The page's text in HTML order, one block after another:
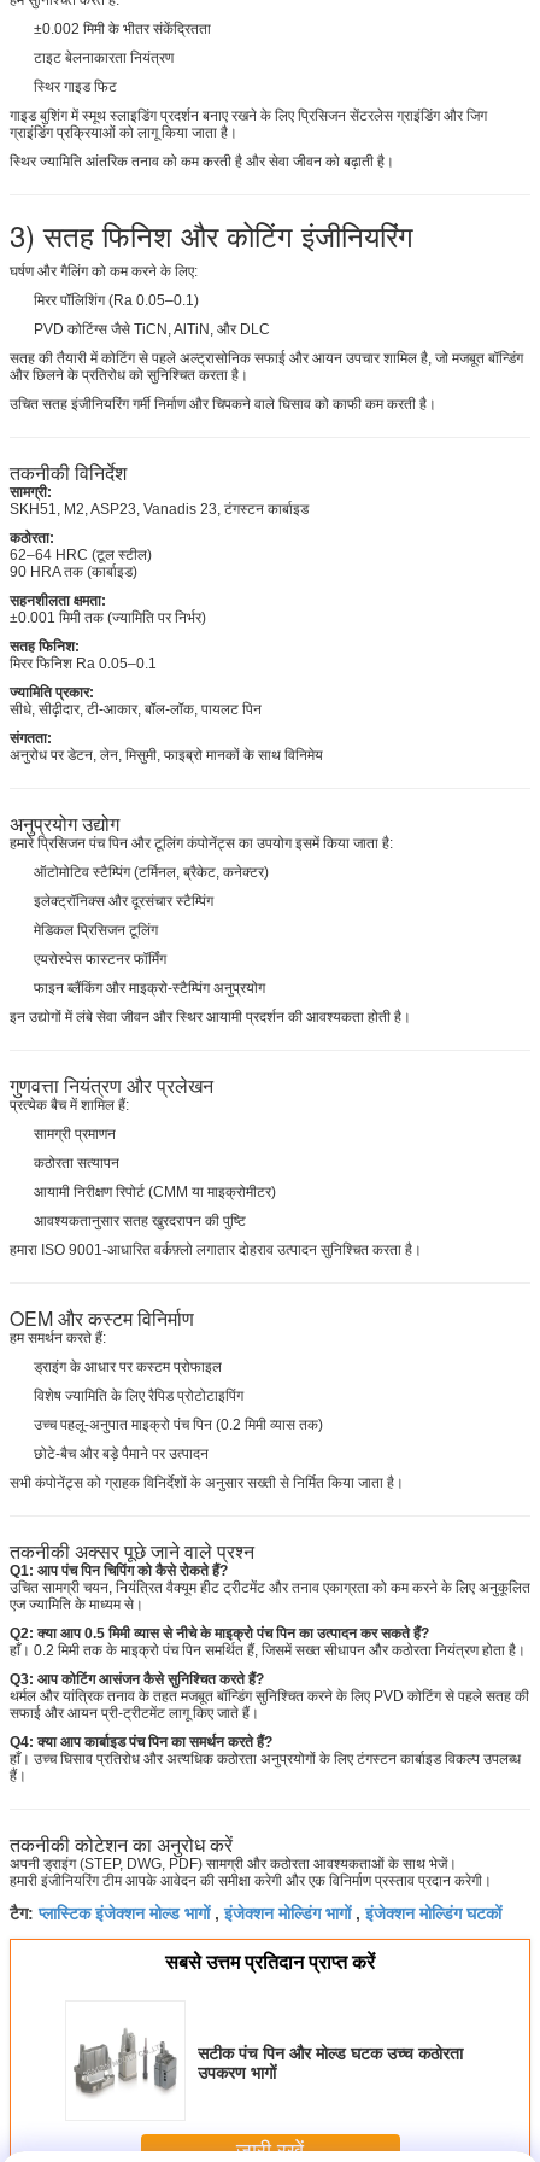
±0.002 मिमी के भीतर संकेंद्रितता
टाइट बेलनाकारता नियंत्रण
स्थिर गाइड फिट
गाइड बुशिंग में स्मूथ स्लाइडिंग प्रदर्शन बनाए रखने के लिए प्रिसिजन सेंटरलेस ग्राइंडिंग और जिग
ग्राइंडिंग प्रक्रियाओं को लागू किया जाता है।
स्थिर ज्यामिति आंतरिक तनाव को कम करती है और सेवा जीवन को बढ़ाती है।
3) सतह फिनिश और कोटिंग इंजीनियरिंग
घर्षण और गैलिंग को कम करने के लिए:
मिरर पॉलिशिंग (Ra 0.05–0.1)
PVD कोटिंग्स जैसे TiCN, AlTiN, और DLC
सतह की तैयारी में कोटिंग से पहले अल्ट्रासोनिक सफाई और आयन उपचार शामिल है, जो मजबूत बॉन्डिंग
और छिलने के प्रतिरोध को सुनिश्चित करता है।
उचित सतह इंजीनियरिंग गर्मी निर्माण और चिपकने वाले घिसाव को काफी कम करती है।
तकनीकी विनिर्देश
सामग्री:
SKH51, M2, ASP23, Vanadis 23, टंगस्टन कार्बाइड
कठोरता:
62–64 HRC (टूल स्टील)
90 HRA तक (कार्बाइड)
सहनशीलता क्षमता:
±0.001 मिमी तक (ज्यामिति पर निर्भर)
सतह फिनिश:
मिरर फिनिश Ra 0.05–0.1
ज्यामिति प्रकार:
सीधे, सीढ़ीदार, टी-आकार, बॉल-लॉक, पायलट पिन
संगतता:
अनुरोध पर डेटन, लेन, मिसुमी, फाइब्रो मानकों के साथ विनिमेय
अनुप्रयोग उद्योग
हमारे प्रिसिजन पंच पिन और टूलिंग कंपोनेंट्स का उपयोग इसमें किया जाता है:
ऑटोमोटिव स्टैम्पिंग (टर्मिनल, ब्रैकेट, कनेक्टर)
इलेक्ट्रॉनिक्स और दूरसंचार स्टैम्पिंग
मेडिकल प्रिसिजन टूलिंग
एयरोस्पेस फास्टनर फॉर्मिंग
फाइन ब्लैंकिंग और माइक्रो-स्टैम्पिंग अनुप्रयोग
इन उद्योगों में लंबे सेवा जीवन और स्थिर आयामी प्रदर्शन की आवश्यकता होती है।
गुणवत्ता नियंत्रण और प्रलेखन
प्रत्येक बैच में शामिल हैं:
सामग्री प्रमाणन
कठोरता सत्यापन
आयामी निरीक्षण रिपोर्ट (CMM या माइक्रोमीटर)
आवश्यकतानुसार सतह खुरदरापन की पुष्टि
हमारा ISO 9001-आधारित वर्कफ़्लो लगातार दोहराव उत्पादन सुनिश्चित करता है।
OEM और कस्टम विनिर्माण
हम समर्थन करते हैं:
ड्राइंग के आधार पर कस्टम प्रोफाइल
विशेष ज्यामिति के लिए रैपिड प्रोटोटाइपिंग
उच्च पहलू-अनुपात माइक्रो पंच पिन (0.2 मिमी व्यास तक)
छोटे-बैच और बड़े पैमाने पर उत्पादन
सभी कंपोनेंट्स को ग्राहक विनिर्देशों के अनुसार सख्ती से निर्मित किया जाता है।
तकनीकी अक्सर पूछे जाने वाले प्रश्न
Q1: आप पंच पिन चिपिंग को कैसे रोकते हैं?
उचित सामग्री चयन, नियंत्रित वैक्यूम हीट ट्रीटमेंट और तनाव एकाग्रता को कम करने के लिए अनुकूलित
एज ज्यामिति के माध्यम से।
Q2: क्या आप 0.5 मिमी व्यास से नीचे के माइक्रो पंच पिन का उत्पादन कर सकते हैं?
हाँ। 0.2 मिमी तक के माइक्रो पंच पिन समर्थित हैं, जिसमें सख्त सीधापन और कठोरता नियंत्रण होता है।
Q3: आप कोटिंग आसंजन कैसे सुनिश्चित करते हैं?
थर्मल और यांत्रिक तनाव के तहत मजबूत बॉन्डिंग सुनिश्चित करने के लिए PVD कोटिंग से पहले सतह की
सफाई और आयन प्री-ट्रीटमेंट लागू किए जाते हैं।
Q4: क्या आप कार्बाइड पंच पिन का समर्थन करते हैं?
हाँ। उच्च घिसाव प्रतिरोध और अत्यधिक कठोरता अनुप्रयोगों के लिए टंगस्टन कार्बाइड विकल्प उपलब्ध
हैं।
तकनीकी कोटेशन का अनुरोध करें
अपनी ड्राइंग (STEP, DWG, PDF) सामग्री और कठोरता आवश्यकताओं के साथ भेजें।
हमारी इंजीनियरिंग टीम आपके आवेदन की समीक्षा करेगी और एक विनिर्माण प्रस्ताव प्रदान करेगी।
टैग:प्लास्टिक इंजेक्शन मोल्ड भागों,इंजेक्शन मोल्डिंग भागों,इंजेक्शन मोल्डिंग घटकों
सबसे उत्तम प्रतिदान प्राप्त करें
सटीक पंच पिन और मोल्ड घटक उच्च कठोरता
उपकरण भागों
जारी रखें